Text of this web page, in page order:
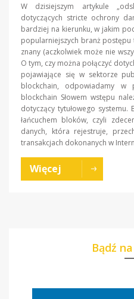
W dzisiejszym artykule
dotyczących stricte ochrony
bardziej na kierunku, w jakim
popularniejszych branż
znany (aczkolwiek może nie
O tym, czy można połączyć
pojawiające się w sektorze
blockchain, odpowiadamy w
blockchain Słowem wstępu
dotyczący tytułowego
łańcuchem bloków, czyli
danych, która rejestruje,
transakcjach dokonanych w
Więcej
Bądź